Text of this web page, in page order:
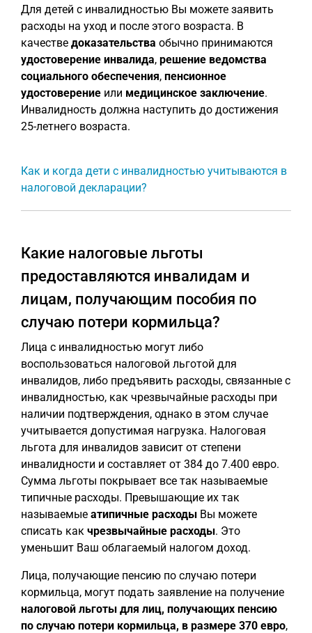
Для детей с инвалидностью Вы можете заявить
расходы на уход и после этого возраста. В
качестве доказательства обычно принимаются
удостоверение инвалида, решение ведомства
социального обеспечения, пенсионное
удостоверение или медицинское заключение.
Инвалидность должна наступить до достижения
25-летнего возраста.
Как и когда дети с инвалидностью учитываются в
налоговой декларации?
Какие налоговые льготы
предоставляются инвалидам и
лицам, получающим пособия по
случаю потери кормильца?
Лица с инвалидностью могут либо
воспользоваться налоговой льготой для
инвалидов, либо предъявить расходы, связанные с
инвалидностью, как чрезвычайные расходы при
наличии подтверждения, однако в этом случае
учитывается допустимая нагрузка. Налоговая
льгота для инвалидов зависит от степени
инвалидности и составляет от 384 до 7.400 евро.
Сумма льготы покрывает все так называемые
типичные расходы. Превышающие их так
называемые атипичные расходы Вы можете
списать как чрезвычайные расходы. Это
уменьшит Ваш облагаемый налогом доход.
Лица, получающие пенсию по случаю потери
кормильца, могут подать заявление на получение
налоговой льготы для лиц, получающих пенсию
по случаю потери кормильца, в размере 370 евро,